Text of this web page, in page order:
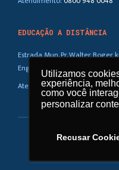
Utilizamos
experiência,
como você
personalizar
Recusar
Utilizamos
experiência,
como você
personalizar
Recusar
EDUCAÇÃO A DISTÂNCIA
Estrada Mun. Pr. Walter Boger,
Eng. Coelho – SP
Atendimento:0800 948 0048